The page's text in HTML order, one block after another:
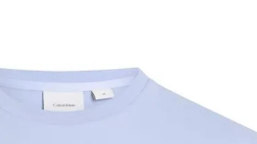
10 días hábiles.
de compra por derecho a
del producto.